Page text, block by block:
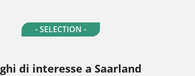
- SELECTION -
di interesse a Saarland